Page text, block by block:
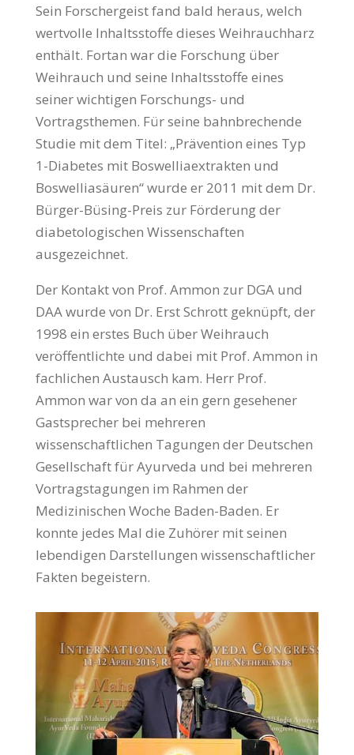
Sein Forschergeist fand bald heraus, welch
wertvolle Inhaltsstoffe dieses Weihrauchharz
enthält. Fortan war die Forschung über
Weihrauch und seine Inhaltsstoffe eines
seiner wichtigen Forschungs- und
Vortragsthemen. Für seine bahnbrechende
Studie mit dem Titel: „Prävention eines Typ
1-Diabetes mit Boswelliaextrakten und
Boswelliasäuren“ wurde er 2011 mit dem Dr.
Bürger-Büsing-Preis zur Förderung der
diabetologischen Wissenschaften
ausgezeichnet.
Der Kontakt von Prof. Ammon zur DGA und
DAA wurde von Dr. Erst Schrott geknüpft, der
1998 ein erstes Buch über Weihrauch
veröffentlichte und dabei mit Prof. Ammon in
fachlichen Austausch kam. Herr Prof.
Ammon war von da an ein gern gesehener
Gastsprecher bei mehreren
wissenschaftlichen Tagungen der Deutschen
Gesellschaft für Ayurveda und bei mehreren
Vortragstagungen im Rahmen der
Medizinischen Woche Baden-Baden. Er
konnte jedes Mal die Zuhörer mit seinen
lebendigen Darstellungen wissenschaftlicher
Fakten begeistern.